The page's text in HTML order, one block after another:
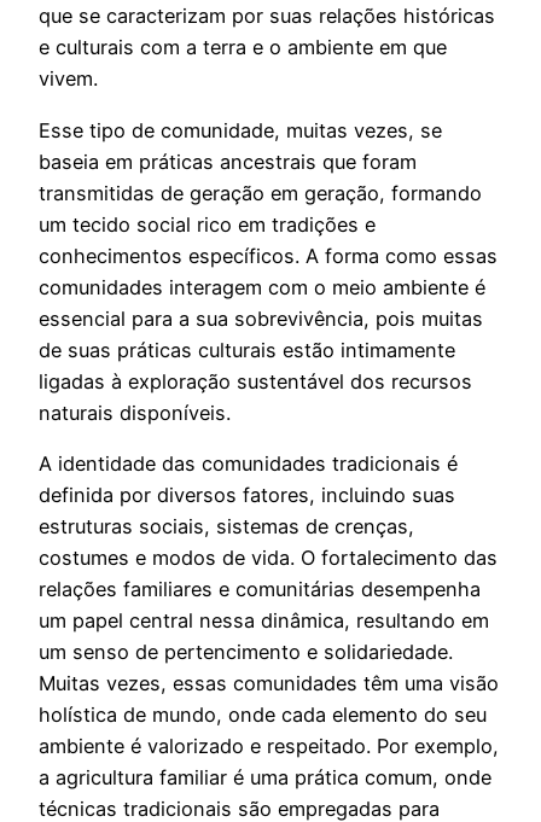
que se caracterizam por suas relações históricas
e culturais com a terra e o ambiente em que
vivem.
Esse tipo de comunidade, muitas vezes, se
baseia em práticas ancestrais que foram
transmitidas de geração em geração, formando
um tecido social rico em tradições e
conhecimentos específicos. A forma como essas
comunidades interagem com o meio ambiente é
essencial para a sua sobrevivência, pois muitas
de suas práticas culturais estão intimamente
ligadas à exploração sustentável dos recursos
naturais disponíveis.
A identidade das comunidades tradicionais é
definida por diversos fatores, incluindo suas
estruturas sociais, sistemas de crenças,
costumes e modos de vida. O fortalecimento das
relações familiares e comunitárias desempenha
um papel central nessa dinâmica, resultando em
um senso de pertencimento e solidariedade.
Muitas vezes, essas comunidades têm uma visão
holística de mundo, onde cada elemento do seu
ambiente é valorizado e respeitado. Por exemplo,
a agricultura familiar é uma prática comum, onde
técnicas tradicionais são empregadas para